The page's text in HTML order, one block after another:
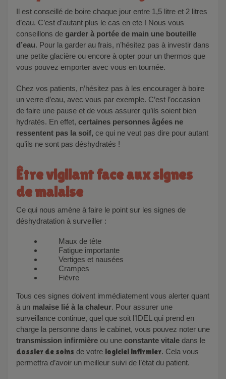
Il est conseillé de boire chaque jour entre 1,5 litre et 2 litres
d’eau. C’est d’autant plus le cas en ete ! Nous vous
conseillons de garder à portée de main une bouteille
d’eau. Pour la garder au frais, n’hésitez pas à investir dans
une petite glacière ou encore à opter pour un thermos que
vous pouvez emporter avec vous en tournée.
Chez vos patients, n’hésitez pas à les encourager à boire
un verre d’eau, avec vous par exemple. C’est l’occasion
de faire une pause et de vous assurer qu’ils soient bien
hydratés. En effet, certaines personnes âgées ne
ressentent pas la soif, ce qui ne veut pas dire pour autant
qu’ils ne sont pas déshydratés !
Être vigilant face aux signes
de malaise
Ce qui nous amène à faire le point sur les signes de
déshydratation à surveiller :
Maux de tête
Fatigue importante
Vertiges et nausées
Crampes
Fièvre
Tous ces signes doivent immédiatement vous alerter quant
à un malaise lié à la chaleur. Pour assurer une
surveillance continue, quel que soit l’IDEL qui prend en
charge la personne dans le cabinet, vous pouvez noter une
transmission infirmière ou une constante vitale dans le
dossier de soins de votre logiciel infirmier. Cela vous
permettra d’avoir un meilleur suivi de l’état du patient.